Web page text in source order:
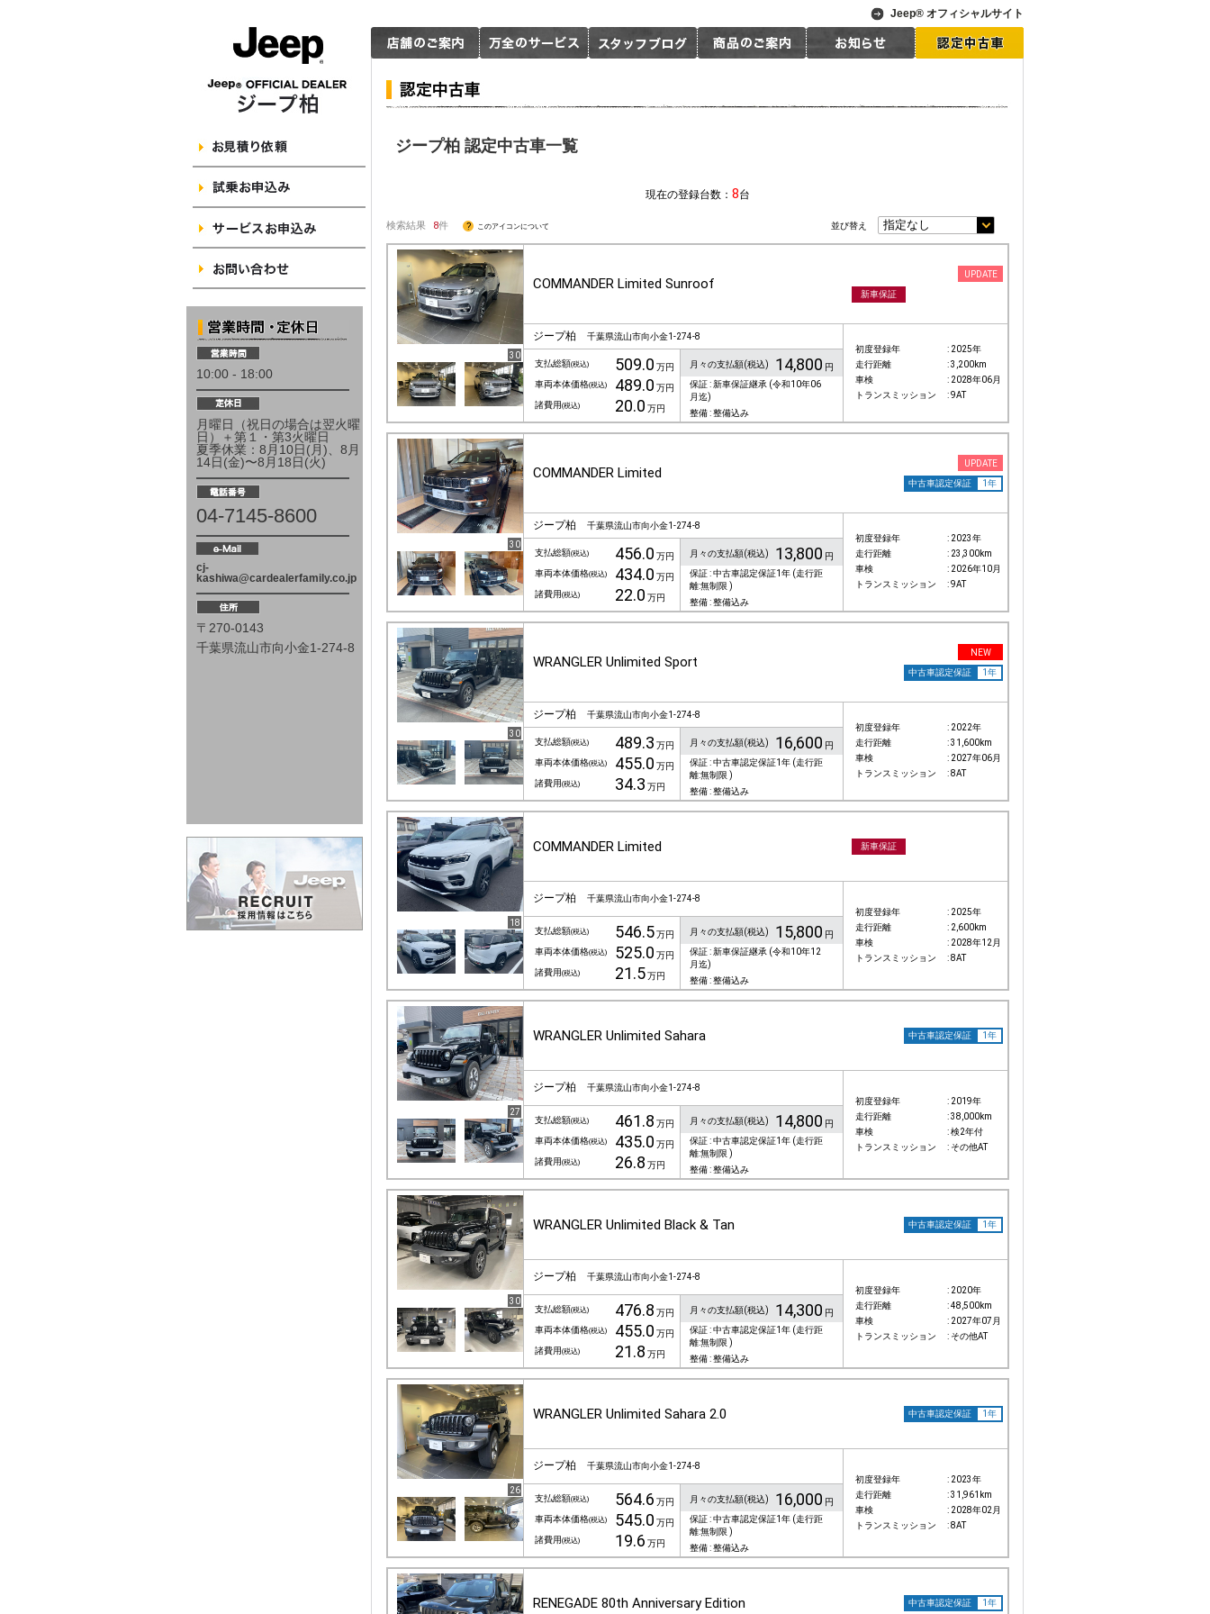
10:00 - 18:00
月曜日（祝日の場合は翌火曜
日）＋第１・第3火曜日
夏季休業：8月10日(月)、8月
14日(金)〜8月18日(火)
04-7145-8600
cj-
kashiwa@cardealerfamily.co.jp
〒270-0143
千葉県流山市向小金1-274-8
Jeep® オフィシャルサイト
ジープ柏 認定中古車一覧